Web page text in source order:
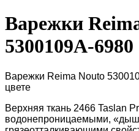
Варежки
5300109A-6980
Варежки Reima Nouto
цвете
Верхняя ткань 2466 Taslan
водонепроницаемыми,